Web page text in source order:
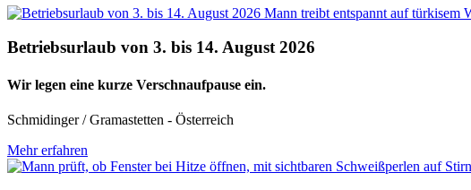
Betriebsurlaub von 3. bis 14. August 2026
Wir legen eine kurze Verschnaufpause ein.
Schmidinger / Gramastetten - Österreich
Mehr erfahren